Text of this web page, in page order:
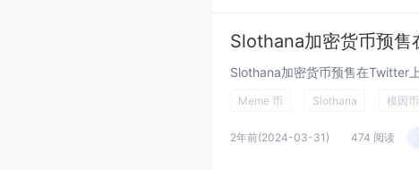
Meme 币 Slothana 模因币
2年前(2024-03-31) 474 阅读